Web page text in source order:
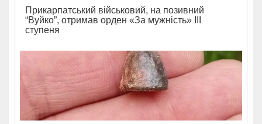
Прикарпатський військовий, на позивний
“Вуйко”, отримав орден «За мужність» ІІІ
ступеня